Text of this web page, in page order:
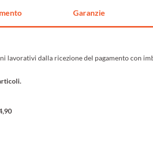
Garanzie
lavorativi dalla ricezione del pagamento con